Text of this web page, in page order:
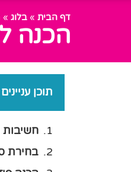
דף הבית » בלוג »
הכנה
תוכן עניינים
חשיבות
בחירת